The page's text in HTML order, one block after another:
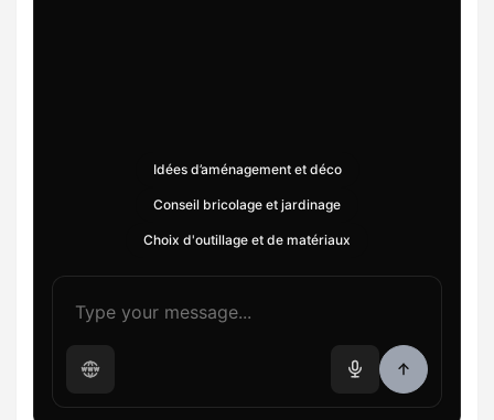
Idées d’aménagement et déco
Conseil bricolage et jardinage
Choix d'outillage et de matériaux